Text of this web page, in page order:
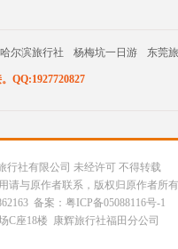
哈尔滨旅行社 杨梅坑一日游 东莞
QQ:1927720827
行社有限公司 未经许可 不得转载
请与原作者联系，版权归原作者所
备案：粤ICP备05088116号-1
C座18楼 康辉旅行社福田分公司